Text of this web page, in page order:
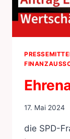
17. Mai 2024
die SPD-